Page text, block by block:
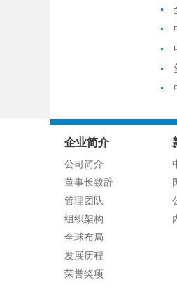
企业简介
公司简介
董事长致辞
管理团队
组织架构
全球布局
发展历程
荣誉奖项